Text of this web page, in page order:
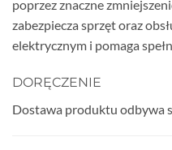
poprzez znaczne
zabezpiecza sprzęt oraz
elektrycznym i pomaga
DORĘCZENIE
Dostawa produktu odbywa